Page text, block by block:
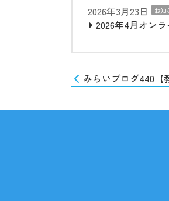
2026年3月23日
お知
2026年4月オン
みらいブログ440【